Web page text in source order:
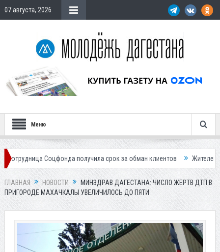
07 августа, 2026
Меню
Соцфонда получила срок за обман клиентов Жителей Дагестана
ГЛАВНАЯ НОВОСТИ
МИНЗДРАВ ДАГЕСТАНА: ЧИСЛО ЖЕРТВ ДТП В
ПРИГОРОДЕ МАХАЧКАЛЫ УВЕЛИЧИЛОСЬ ДО ПЯТИ